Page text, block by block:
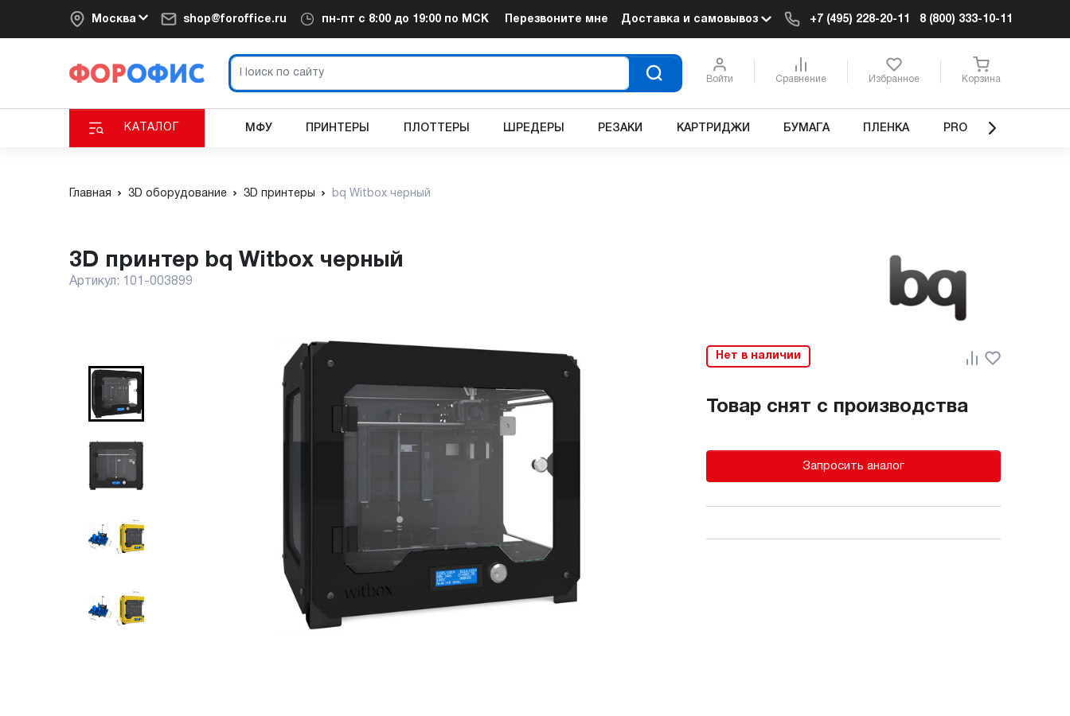
Москва shop@foroffice.ru пн-пт с 8:00 до 19:00 по МСК Перезвоните мне Доставка и самовывоз +7 (495) 228-20-11 8 (800) 333-10-11
Войти Сравнение Избранное Корзина
КАТАЛОГ МФУ ПРИНТЕРЫ ПЛОТТЕРЫ ШРЕДЕРЫ РЕЗАКИ КАРТРИДЖИ БУМАГА ПЛЕНКА PRO
Главная 3D оборудование 3D принтеры bq Witbox черный
3D принтер bq Witbox черный
Артикул: 101-003899
Нет в наличии
Товар снят с производства
Запросить аналог